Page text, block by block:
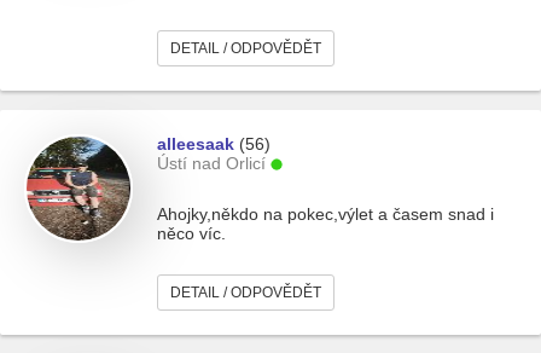
DETAIL / ODPOVĚDĚT
alleesaak (56)
Ústí nad Orlicí
Ahojky,někdo na pokec,výlet a časem snad i
něco víc.
DETAIL / ODPOVĚDĚT